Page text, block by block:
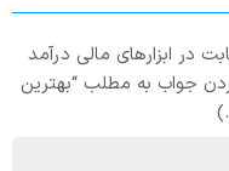
در ابزارهای مالی درآمد
جواب به مطلب “بهترین